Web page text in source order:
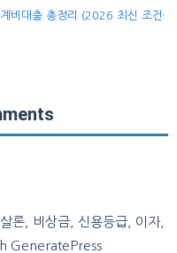
비대출 총정리 (2026 최신 조건·
론, 비상금, 신용등급, 이자,
GeneratePress